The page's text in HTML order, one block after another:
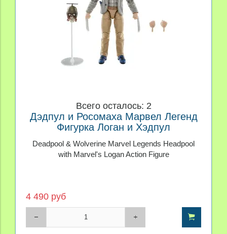
Всего осталось: 2
Дэдпул и Росомаха Марвел Легенд
Фигурка Логан и Хэдпул
Deadpool & Wolverine Marvel Legends Headpool
with Marvel's Logan Action Figure
4 490 руб